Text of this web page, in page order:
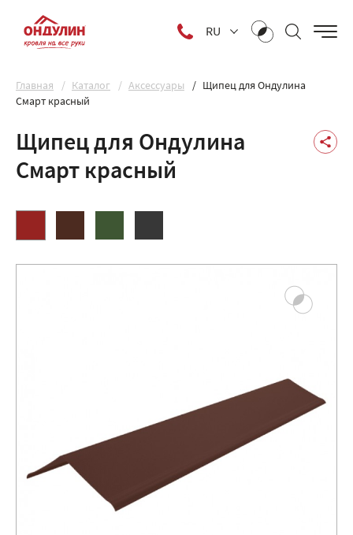
RU
Главная Каталог Аксессуары
Щипец для Ондулина
Смарт красный
Щипец для Ондулина
Смарт красный